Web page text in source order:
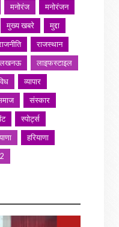
मनोरंज
मनोरंजन
मुख्य खबरे
मुद्दा
राजस्थान
लखनऊ
लाइफस्टाइल
व्यापार
संस्कार
स्पोर्ट्स
हरियाणा